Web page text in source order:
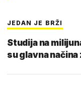
JEDAN JE BRŽI
Studija na
su glavna